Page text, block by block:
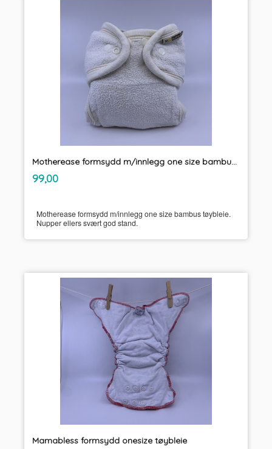
Motherease formsydd m/innlegg one size bambus tøybleie
Pris
99,00mva.
Motherease formsydd m/innlegg one size bambus tøybleie.
Nupper ellers svært god stand.
Mamabless formsydd onesize tøybleie